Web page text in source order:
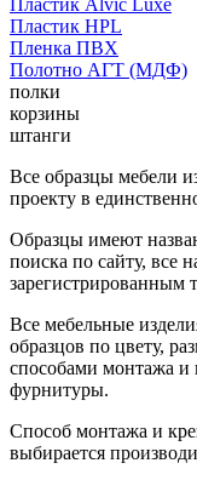
Пластик HPL
Пленка ПВХ
Полотно АГТ (МДФ)
полки
корзины
штанги
Все образцы мебели
проекту в
Образцы имеют
поиска по сайту, все
зарегистрированным
Все мебельные
образцов по цвету,
способами монтажа
фурнитуры.
Способ монтажа и
выбирается